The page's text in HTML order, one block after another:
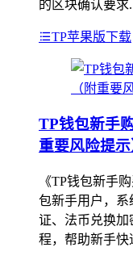
的区块确认要求
TP苹果版下载
TP钱包新手
重要风险提示
《TP钱包新手
包新手用户，系
证、法币兑换
程，帮助新手快